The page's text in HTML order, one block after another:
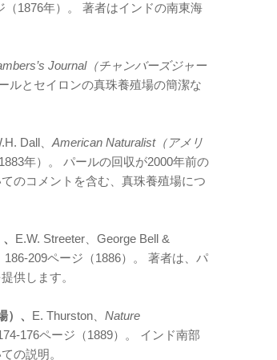
（1876年）。 著者はインドの南東海
Journal（チャンバーズジャー
ルとセイロンの真珠養殖場の簡潔な
Dall、 American Naturalist（アメリ
年）。 パールの回収が2000年前の
のコメントを含む、真珠養殖場につ
E.W. Streeter、George Bell &
209ページ（1886）。 著者は、パ
供します。
、 E. Thurston、 Nature
176ページ（1889）。 インド南部
の説明。